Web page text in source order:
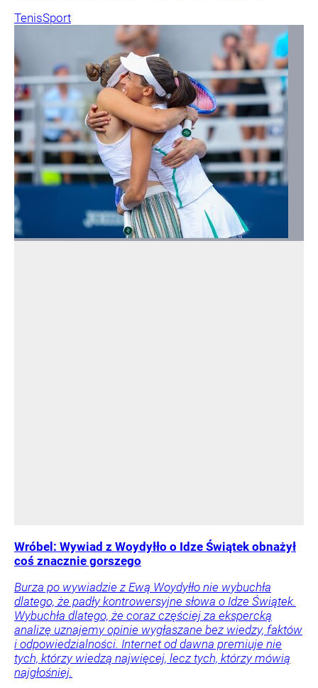
TenisSport
Wróbel: Wywiad z Woydyłło o Idze Świątek obnażył
coś znacznie gorszego
Burza po wywiadzie z Ewą Woydyłło nie wybuchła
dlatego, że padły kontrowersyjne słowa o Idze Świątek.
Wybuchła dlatego, że coraz częściej za ekspercką
analizę uznajemy opinie wygłaszane bez wiedzy, faktów
i odpowiedzialności. Internet od dawna premiuje nie
tych, którzy wiedzą najwięcej, lecz tych, którzy mówią
najgłośniej.